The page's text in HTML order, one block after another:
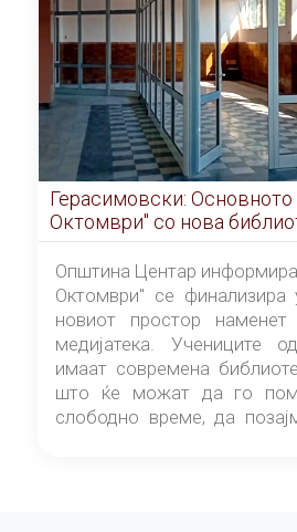
Герасимовски: Основното
Октомври" со нова
од септември
Општина Центар
Октомври" се финализира
новиот простор наменет
медијатека. Учениците
имаат современа
што ќе можат да го
слободно време, да